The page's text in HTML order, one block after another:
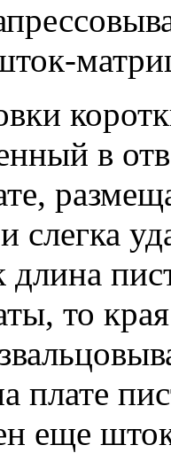
в
слегка
длина
то
плате
еще